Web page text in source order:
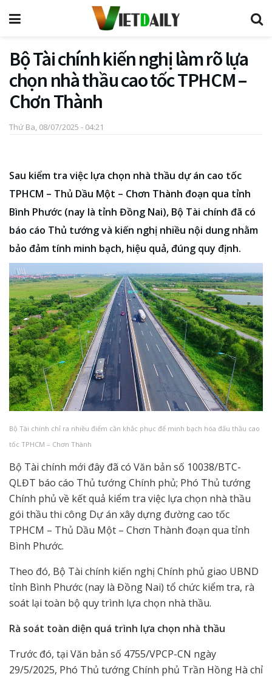
Bộ Tài chính kiến nghị làm rõ lựa
chọn nhà thầu cao tốc TPHCM –
Chơn Thành
Thứ Ba, 08/07/2025 - 04:21
Sau kiểm tra việc lựa chọn nhà thầu dự án cao tốc
TPHCM – Thủ Dầu Một – Chơn Thành đoạn qua tỉnh
Bình Phước (nay là tỉnh Đồng Nai), Bộ Tài chính đã có
báo cáo Thủ tướng và kiến nghị nhiều nội dung nhằm
bảo đảm tính minh bạch, hiệu quả, đúng quy định.
Bộ Tài chính chỉ ra nhiều điểm cần khắc phục để minh bạch hóa đấu thầu cao
tốc TPHCM – Chơn Thành
Bộ Tài chính mới đây đã có Văn bản số 10038/BTC-
QLĐT báo cáo Thủ tướng Chính phủ; Phó Thủ tướng
Chính phủ về kết quả kiểm tra việc lựa chọn nhà thầu
gói thầu thi công Dự án xây dựng đường cao tốc
TPHCM – Thủ Dầu Một – Chơn Thành đoạn qua tỉnh
Bình Phước.
Theo đó, Bộ Tài chính kiến nghị Chính phủ giao UBND
tỉnh Bình Phước (nay là Đồng Nai) tổ chức kiểm tra, rà
soát lại toàn bộ quy trình lựa chọn nhà thầu.
Rà soát toàn diện quá trình lựa chọn nhà thầu
Trước đó, tại Văn bản số 4755/VPCP-CN ngày
29/5/2025, Phó Thủ tướng Chính phủ Trần Hồng Hà chỉ